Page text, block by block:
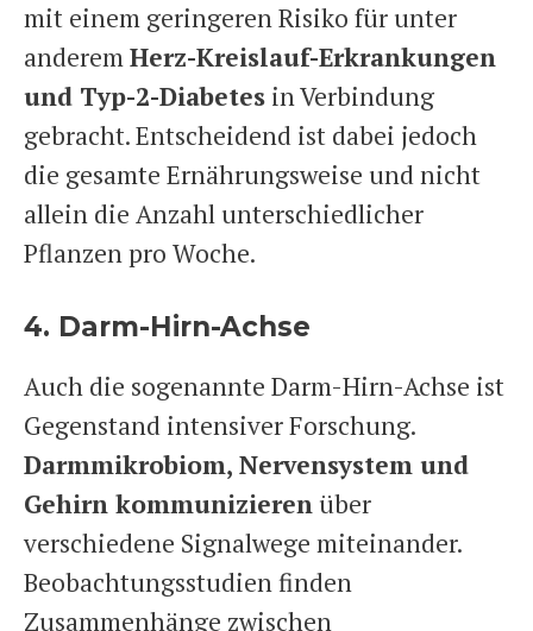
mit einem geringeren Risiko für unter
anderemHerz-Kreislauf-Erkrankungen
und Typ-2-Diabetes in Verbindung
gebracht. Entscheidend ist dabei jedoch
die gesamte Ernährungsweise und nicht
allein die Anzahl unterschiedlicher
Pflanzen pro Woche.
4. Darm-Hirn-Achse
Auch die sogenannte Darm-Hirn-Achse ist
Gegenstand intensiver Forschung.
Darmmikrobiom, Nervensystem und
Gehirn kommunizieren über
verschiedene Signalwege miteinander.
Beobachtungsstudien finden
Zusammenhänge zwischen